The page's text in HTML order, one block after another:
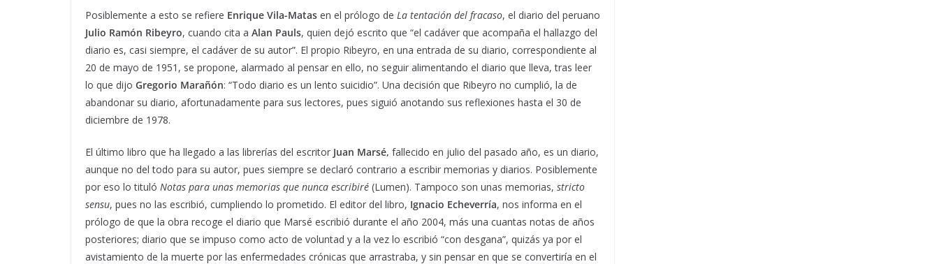
Posiblemente a esto se refiere Enrique Vila-Matas en el prólogo de La tentación del fracaso, el diario del peruano
Julio Ramón Ribeyro, cuando cita a Alan Pauls, quien dejó escrito que “el cadáver que acompaña el hallazgo del
diario es, casi siempre, el cadáver de su autor”. El propio Ribeyro, en una entrada de su diario, correspondiente al
20 de mayo de 1951, se propone, alarmado al pensar en ello, no seguir alimentando el diario que lleva, tras leer
lo que dijo Gregorio Marañón: “Todo diario es un lento suicidio”. Una decisión que Ribeyro no cumplió, la de
abandonar su diario, afortunadamente para sus lectores, pues siguió anotando sus reflexiones hasta el 30 de
diciembre de 1978.
El último libro que ha llegado a las librerías del escritor Juan Marsé, fallecido en julio del pasado año, es un diario,
aunque no del todo para su autor, pues siempre se declaró contrario a escribir memorias y diarios. Posiblemente
por eso lo tituló Notas para unas memorias que nunca escribiré (Lumen). Tampoco son unas memorias, stricto
sensu, pues no las escribió, cumpliendo lo prometido. El editor del libro, Ignacio Echeverría, nos informa en el
prólogo de que la obra recoge el diario que Marsé escribió durante el año 2004, más una cuantas notas de años
posteriores; diario que se impuso como acto de voluntad y a la vez lo escribió “con desgana”, quizás ya por el
avistamiento de la muerte por las enfermedades crónicas que arrastraba, y sin pensar en que se convertiría en el